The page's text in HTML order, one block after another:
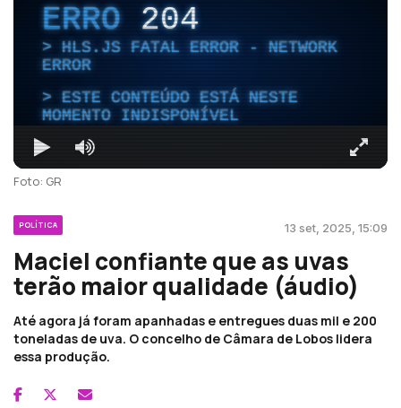
ERRO204
HLS.JS FATAL ERROR - NETWORK
ERROR
ESTE CONTEÚDO ESTÁ NESTE
MOMENTO INDISPONÍVEL
Foto: GR
POLÍTICA 13 set, 2025, 15:09
Maciel confiante que as uvas
terão maior qualidade (áudio)
Até agora já foram apanhadas e entregues duas mil e 200
toneladas de uva. O concelho de Câmara de Lobos lidera
essa produção.